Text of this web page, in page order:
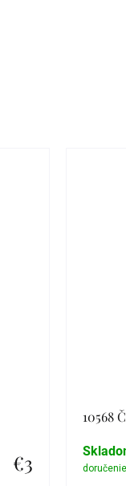
€3
10568